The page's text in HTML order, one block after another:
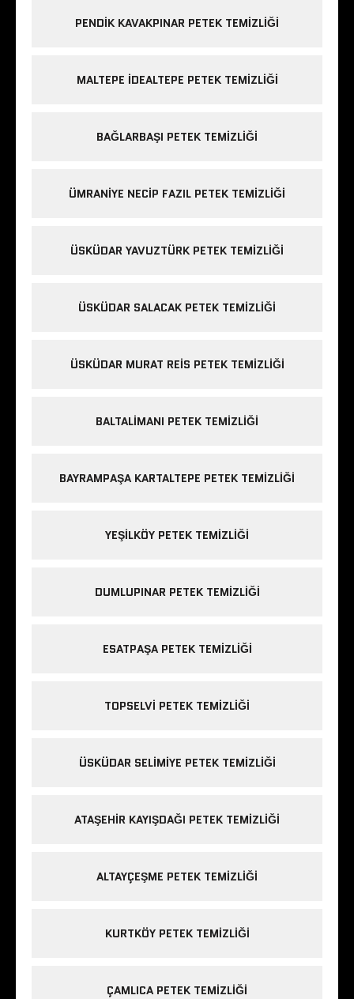
PENDIK KAVAKPINAR PETEK TEMIZLIĞI
MALTEPE IDEALTEPE PETEK TEMIZLIĞI
BAĞLARBAŞI PETEK TEMIZLIĞI
ÜMRANIYE NECIP FAZIL PETEK TEMIZLIĞI
ÜSKÜDAR YAVUZTÜRK PETEK TEMIZLIĞI
ÜSKÜDAR SALACAK PETEK TEMIZLIĞI
ÜSKÜDAR MURAT REIS PETEK TEMIZLIĞI
BALTALIMANI PETEK TEMIZLIĞI
BAYRAMPAŞA KARTALTEPE PETEK TEMIZLIĞI
YEŞILKÖY PETEK TEMIZLIĞI
DUMLUPINAR PETEK TEMIZLIĞI
ESATPAŞA PETEK TEMIZLIĞI
TOPSELVI PETEK TEMIZLIĞI
ÜSKÜDAR SELIMIYE PETEK TEMIZLIĞI
ATAŞEHIR KAYIŞDAĞI PETEK TEMIZLIĞI
ALTAYÇEŞME PETEK TEMIZLIĞI
KURTKÖY PETEK TEMIZLIĞI
ÇAMLICA PETEK TEMIZLIĞI